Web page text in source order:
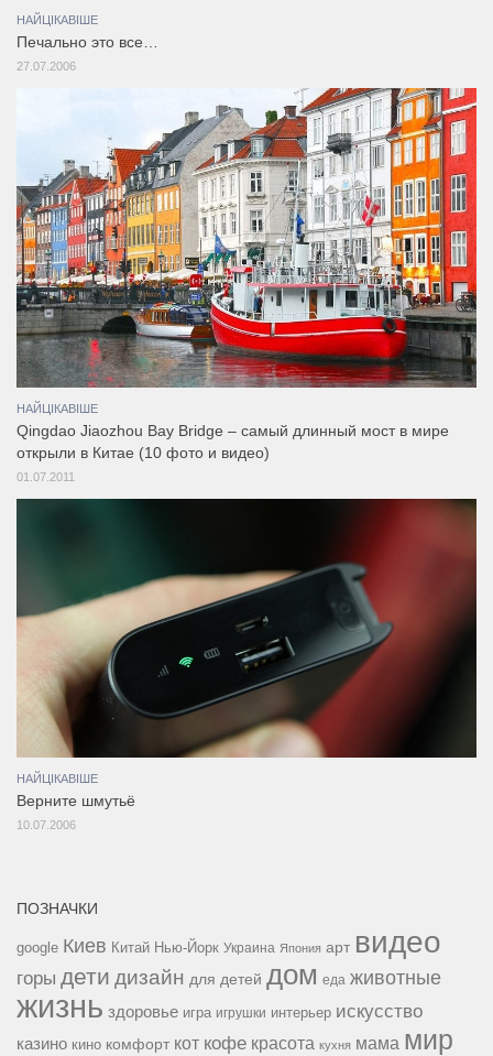
НАЙЦІКАВІШЕ
Печально это все…
27.07.2006
НАЙЦІКАВІШЕ
Qingdao Jiaozhou Bay Bridge – самый длинный мост в мире
открыли в Китае (10 фото и видео)
01.07.2011
НАЙЦІКАВІШЕ
Верните шмутьё
10.07.2006
ПОЗНАЧКИ
google Киев Китай Нью-Йорк Украина Япония арт видео
горы дети дизайн для детей дом еда животные
жизнь здоровье игра игрушки интерьер искусство
казино кино комфорт кот кофе красота кухня мама мир